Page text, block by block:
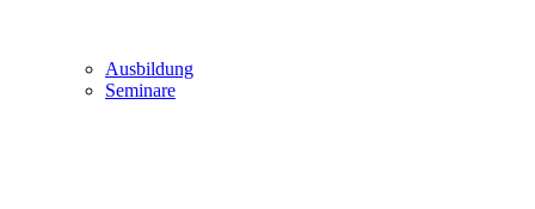
Ausbildung
Seminare